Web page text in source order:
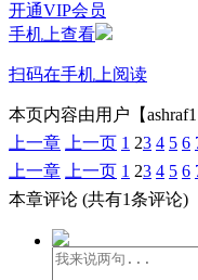
开通VIP会员
手机上查看
扫码在手机上阅读
本页内容由用户【
上一章
上一页 1 23 4 5 6
上一章
上一页 1 23 4 5 6
本章评论 (共有1条评论)